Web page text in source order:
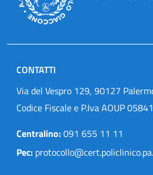
CONTATTI
Via del Vespro 129, 90127
Codice Fiscale e P.Iva AOUP
Centralino:091 655 11 11
Pec: